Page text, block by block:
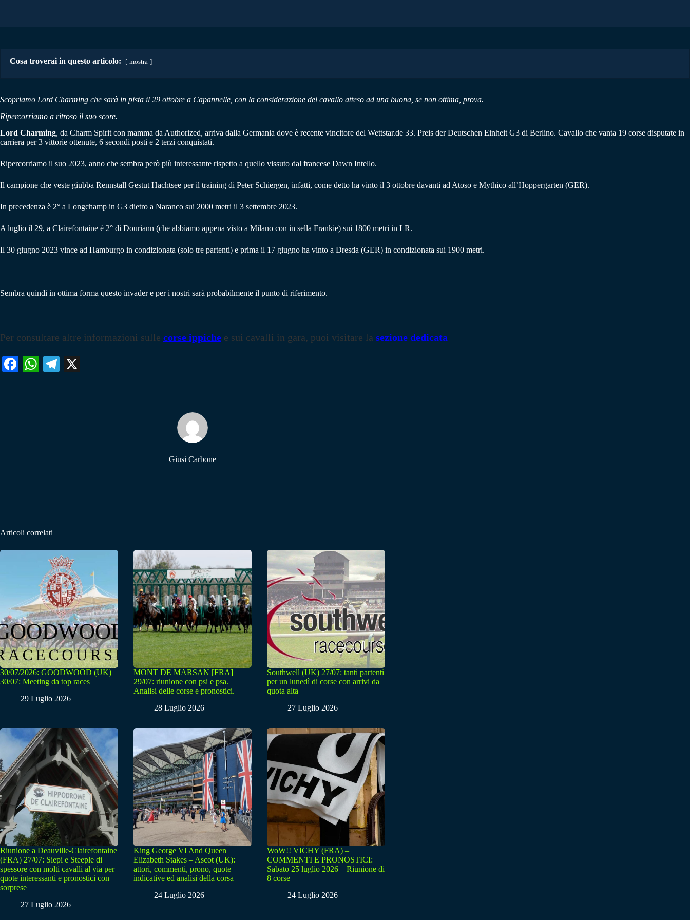
Cosa troverai in questo articolo: mostra
Scopriamo Lord Charming che sarà in pista il 29 ottobre a Capannelle, con la considerazione del cavallo atteso ad una buona, se non ottima, prova.
Ripercorriamo a ritroso il suo score.
Lord Charming, da Charm Spirit con mamma da Authorized, arriva dalla Germania dove è recente vincitore del Wettstar.de 33. Preis der Deutschen Einheit G3 di Berlino. Cavallo che vanta 19 corse disputate in
carriera per 3 vittorie ottenute, 6 secondi posti e 2 terzi conquistati.
Ripercorriamo il suo 2023, anno che sembra però più interessante rispetto a quello vissuto dal francese Dawn Intello.
Il campione che veste giubba Rennstall Gestut Hachtsee per il training di Peter Schiergen, infatti, come detto ha vinto il 3 ottobre davanti ad Atoso e Mythico all’Hoppergarten (GER).
In precedenza è 2° a Longchamp in G3 dietro a Naranco sui 2000 metri il 3 settembre 2023.
A luglio il 29, a Clairefontaine è 2° di Douriann (che abbiamo appena visto a Milano con in sella Frankie) sui 1800 metri in LR.
Il 30 giugno 2023 vince ad Hamburgo in condizionata (solo tre partenti) e prima il 17 giugno ha vinto a Dresda (GER) in condizionata sui 1900 metri.
Sembra quindi in ottima forma questo invader e per i nostri sarà probabilmente il punto di riferimento.
Per consultare altre informazioni sulle corse ippiche e sui cavalli in gara, puoi visitare la sezione dedicata
Fa W
pp
Te
m
Giusi Carbone
Articoli correlati
30/07/2026: GOODWOOD (UK)
30/07: Meeting da top races
29 Luglio 2026
MONT DE MARSAN [FRA]
29/07: riunione con psi e psa.
Analisi delle corse e pronostici.
28 Luglio 2026
Southwell (UK) 27/07: tanti partenti
per un lunedì di corse con arrivi da
quota alta
27 Luglio 2026
Riunione a Deauville-Clairefontaine
(FRA) 27/07: Siepi e Steeple di
spessore con molti cavalli al via per
quote interessanti e pronostici con
sorprese
27 Luglio 2026
King George VI And Queen
Elizabeth Stakes – Ascot (UK):
attori, commenti, prono, quote
indicative ed analisi della corsa
24 Luglio 2026
WoW!! VICHY (FRA) –
COMMENTI E PRONOSTICI:
Sabato 25 luglio 2026 – Riunione di
8 corse
24 Luglio 2026